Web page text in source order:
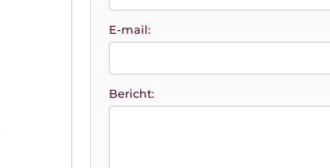
E-mail:
Bericht: